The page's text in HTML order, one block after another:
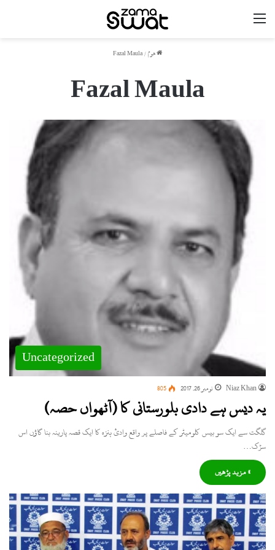
ھوم/
Fazal Maula
Fazal Maula
Uncategorized
Niaz Khan نومبر 26, 2017 805
یہ دیس ہے دادی بلورستانی کا (آٹھواں حصہ)
گلگت سے ایک سو بیس کلومیٹر کے فاصلے پر واقع وادیٔ ہنزہ کا ایک قصہ پارینہ بنا گاؤں اس
سڑک…
» مزید پڑھیں